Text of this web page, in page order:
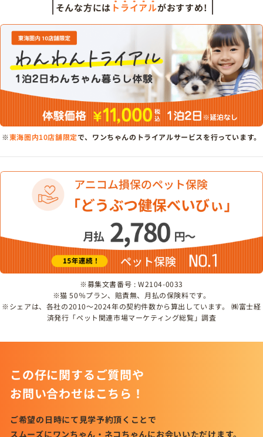
そんな方には トライアルがおすすめ!
※東海圏内10店舗限定で、ワンちゃんのトライアルサービスを行っています。
※募集文書番号 : W2104-0033
※猫 50％プラン、賠責無、月払の保険料です。
※シェアは、各社の2010～2024年の契約件数から算出しています。 ㈱富士経
済発行「ペット関連市場マーケティング総覧」調査
この仔に関するご質問や
お問い合わせはこちら！
ご希望の日時にて見学予約頂くことで
スムーズにワンちゃん・ネコちゃんにお会いいただけます。